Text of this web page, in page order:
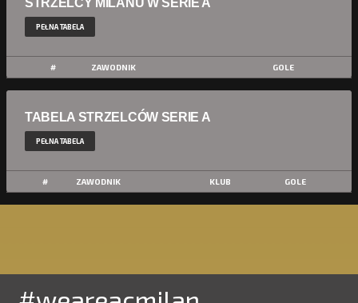
STRZELCY MILANU W SERIE A
PEŁNA TABELA
# ZAWODNIK GOLE
TABELA STRZELCÓW SERIE A
PEŁNA TABELA
# ZAWODNIK KLUB GOLE